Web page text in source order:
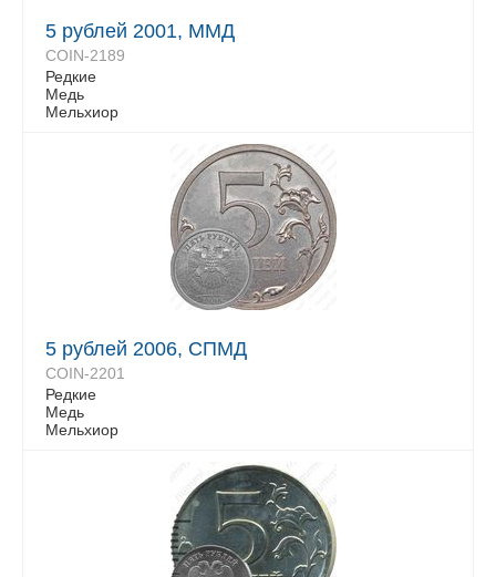
5 рублей 2001, ММД
COIN-2189
Редкие
Медь
Мельхиор
5 рублей 2006, СПМД
COIN-2201
Редкие
Медь
Мельхиор